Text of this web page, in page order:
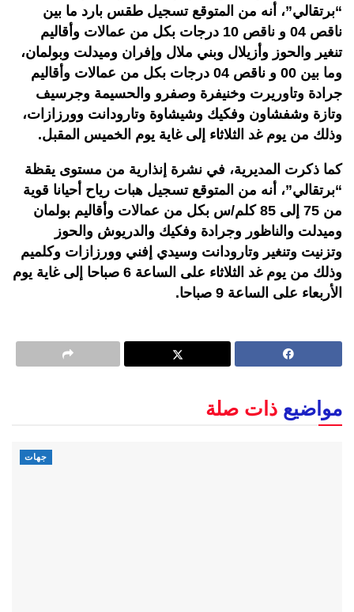
“برتقالي”، أنه من المتوقع تسجيل طقس بارد ما بين
ناقص 04 و ناقص 10 درجات بكل من عمالات وأقاليم
تنغير والحوز وأزيلال وبني ملال وإفران وميدلت وبولمان،
وما بين 00 و ناقص 04 درجات بكل من عمالات وأقاليم
جرادة وتاوريرت وخنيفرة وصفرو والحسيمة وجرسيف
وتازة وشفشاون وفكيك وشيشاوة وتارودانت وورزازات،
وذلك من يوم غد الثلاثاء إلى غاية يوم الخميس المقبل.
كما ذكرت المديرية، في نشرة إنذارية من مستوى يقظة
“برتقالي”، أنه من المتوقع تسجيل هبات رياح أحيانا قوية
من 75 إلى 85 كلم/س بكل من عمالات وأقاليم بولمان
وميدلت والناظور وجرادة وفكيك والدريوش والحوز
وتزنيت وتنغير وتارودانت وسيدي إفني وورزازات وكلميم
وذلك من يوم غد الثلاثاء على الساعة 6 صباحا إلى غاية يوم
الأربعاء على الساعة 9 صباحا.
مواضيع ذات صلة
جهات